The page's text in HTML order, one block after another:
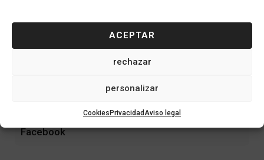
ACEPTAR
rechazar
personalizar
CookiesPrivacidad Aviso legal
Dirección: C/ Ravel, 1, Bloque 5, 7-A
Facebook